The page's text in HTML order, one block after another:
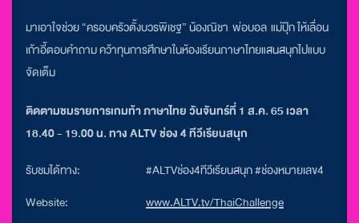
มาเอาใจช่วย “ครอบครัวตั้งบวรพิเชฐ” น้องณิชา พ่อบอล แม่ปุ๊ก ให้เลื่อน
เก้าอี้ตอบคำถาม คว้าทุนการศึกษาในห้องเรียนภาษาไทยแสนสนุกไปแบบ
จัดเต็ม
ติดตามชมรายการเกมท้า ภาษาไทย วันจันทร์ที่ 1 ส.ค. 65 เวลา
18.40 - 19.00 น. ทาง ALTV ช่อง 4 ทีวีเรียนสนุก
รับชมได้ทาง:
#ALTVช่อง4ทีวีเรียนสนุก #ช่องหมายเลข4
Website:
www.ALTV.tv/ThaiChallenge